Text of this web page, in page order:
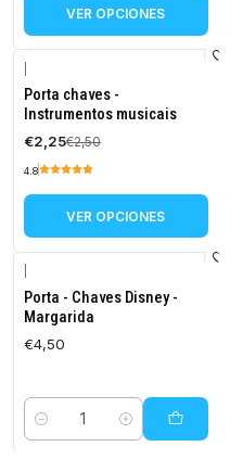
VER OPCIONES
-10%
OFF
Porta chaves -
Instrumentos musicais
€2,25€2,50
4.8
VER OPCIONES
Porta - Chaves Disney -
Margarida
€4,50
Cantidad